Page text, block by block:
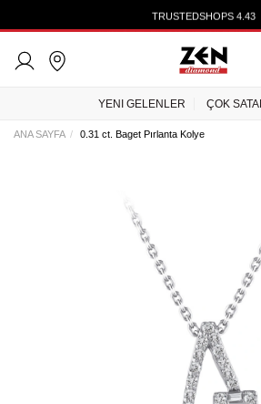
TRUSTEDSHOPS 4.43
YENI GELENLER ÇOK
ANA SAYFA 0.31 ct. Baget Pırlanta Kolye